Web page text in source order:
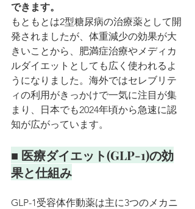
できます。
もともとは2型糖尿病の治療薬として開
発されましたが、体重減少の効果が大
きいことから、肥満症治療やメディカ
ルダイエットとしても広く使われるよ
うになりました。海外ではセレブリテ
ィの利用がきっかけで一気に注目が集
まり、日本でも2024年頃から急速に認
知が広がっています。
■ 医療ダイエット(GLP-1)の効
果と仕組み
GLP-1受容体作動薬は主に3つのメカニ